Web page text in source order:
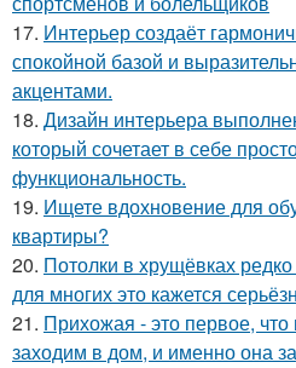
17. Интерьер создаёт
спокойной базой и
акцентами.
18. Дизайн интерьера
который сочетает в себе
функциональность.
19. Ищете вдохновение для
квартиры?
20. Потолки в хрущёвках
для многих это кажется
21. Прихожая - это первое, что
заходим в дом, и именно она